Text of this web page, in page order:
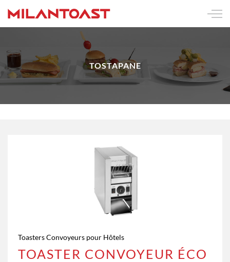
TOSTAPANE
Toasters Convoyeurs pour Hôtels
TOASTER CONVOYEUR ÉCO